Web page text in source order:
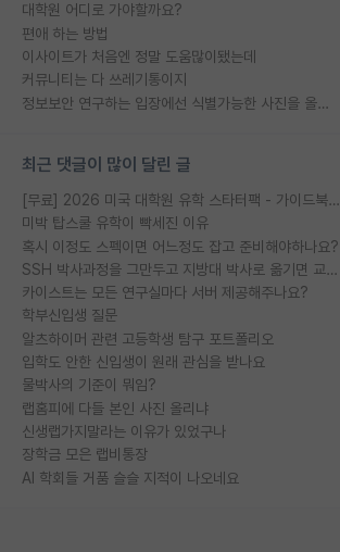
대학원 어디로 가야할까요?
편애 하는 방법
이사이트가 처음엔 정말 도움많이됐는데
커뮤니티는 다 쓰레기통이지
정보보안 연구하는 입장에선 식별가능한 사진을 올리는건 비추이긴함
최근 댓글이 많이 달린 글
[무료] 2026 미국 대학원 유학 스타터팩 - 가이드북 & 합격자 컨택메일 템플릿
미박 탑스쿨 유학이 빡세진 이유
혹시 이정도 스펙이면 어느정도 잡고 준비해야하나요?
SSH 박사과정을 그만두고 지방대 박사로 옮기면 교수의 꿈은 끝일까요?
카이스트는 모든 연구실마다 서버 제공해주나요?
학부신입생 질문
알츠하이머 관련 고등학생 탐구 포트폴리오
입학도 안한 신입생이 원래 관심을 받나요
물박사의 기준이 뭐임?
랩홈피에 다들 본인 사진 올리냐
신생랩가지말라는 이유가 있었구나
장학금 모은 랩비통장
AI 학회들 거품 슬슬 지적이 나오네요